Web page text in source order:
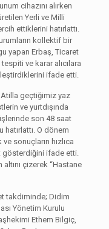
cihazını alırken
Yerli ve Milli
ettiklerini hatırlattı.
kollektif bir
yapan Erbaş, Ticaret
ve karar alıcılara
ifade etti.
Atilla geçtiğimiz yaz
ve yurtdışında
son 48 saat
O dönem
sonuçların hızlıca
gösterdiğini ifade etti.
altını çizerek “Hastane
takdiminde; Didim
Yönetim Kurulu
Ethem Bilgiç,